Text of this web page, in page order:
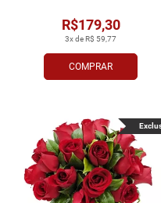
COMPRAR
3x de R$ 59,77
R$179,30